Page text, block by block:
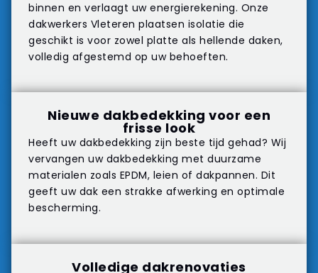
binnen en verlaagt uw energierekening. Onze
dakwerkers Vleteren plaatsen isolatie die
geschikt is voor zowel platte als hellende daken,
volledig afgestemd op uw behoeften.
Nieuwe dakbedekking voor een
frisse look
Heeft uw dakbedekking zijn beste tijd gehad? Wij
vervangen uw dakbedekking met duurzame
materialen zoals EPDM, leien of dakpannen. Dit
geeft uw dak een strakke afwerking en optimale
bescherming.
Volledige dakrenovaties